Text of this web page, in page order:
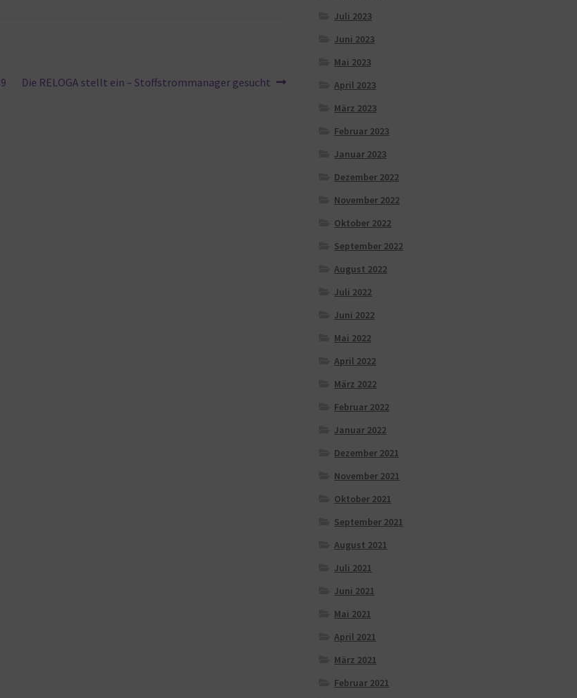
Nächster
Die RELOGA stellt ein – Stoffstrommanager gesucht
Juli 2023
Juni 2023
Mai 2023
April 2023
März 2023
Februar 2023
Januar 2023
Dezember 2022
November 2022
Oktober 2022
September 2022
August 2022
Juli 2022
Juni 2022
Mai 2022
April 2022
März 2022
Februar 2022
Januar 2022
Dezember 2021
November 2021
Oktober 2021
September 2021
August 2021
Juli 2021
Juni 2021
Mai 2021
April 2021
März 2021
Februar 2021